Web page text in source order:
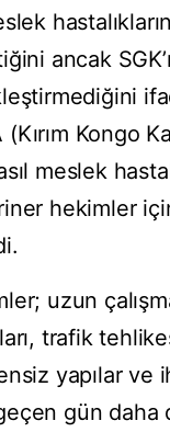
ancak
Kongo
meslek
hekimler
uzun
trafik
yapılar ve
gün daha